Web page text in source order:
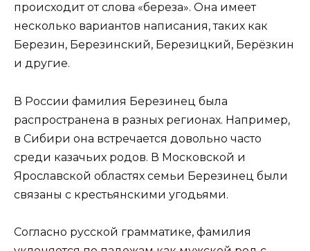
происходит от слова «береза». Она имеет
несколько вариантов написания, таких как
Березин, Березинский, Березицкий, Берёзкин
и другие.
В России фамилия Березинец была
распространена в разных регионах. Например,
в Сибири она встречается довольно часто
среди казачьих родов. В Московской и
Ярославской областях семьи Березинец были
связаны с крестьянскими угодьями.
Согласно русской грамматике, фамилия